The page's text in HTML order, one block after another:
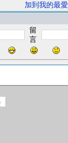
加到我的最愛
留
言